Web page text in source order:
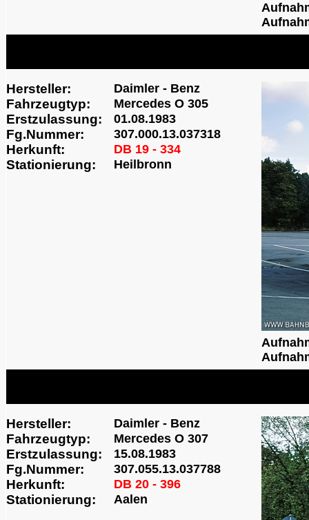
Hersteller: Daimler - Benz
Fahrzeugtyp: Mercedes O 305
Erstzulassung: 01.08.1983
Fg.Nummer: 307.000.13.037318
Herkunft: DB 19 - 334
Stationierung: Heilbronn
Hersteller: Daimler - Benz
Fahrzeugtyp: Mercedes O 307
Erstzulassung: 15.08.1983
Fg.Nummer: 307.055.13.037788
Herkunft: DB 20 - 396
Stationierung: Aalen